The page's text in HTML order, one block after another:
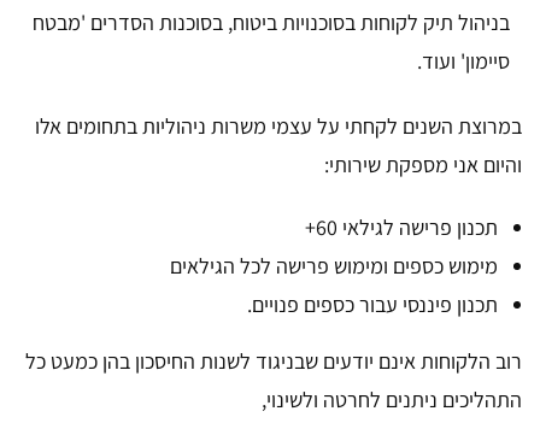
בניהול תיק לקוחות בסוכנויות ביטוח, בסוכנות הסדרים 'מבטח
סיימון' ועוד.
במרוצת השנים לקחתי על עצמי משרות ניהוליות בתחומים אלו
והיום אני מספקת שירותי:
תכנון פרישה לגילאי 60+
מימוש כספים ומימוש פרישה לכל הגילאים
תכנון פיננסי עבור כספים פנויים.
רוב הלקוחות אינם יודעים שבניגוד לשנות החיסכון בהן כמעט כל
התהליכים ניתנים לחרטה ולשינוי,